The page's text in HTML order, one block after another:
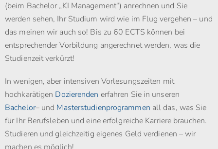
(beim Bachelor „KI Management“) anrechnen und Sie
werden sehen, Ihr Studium wird wie im Flug vergehen – und
das meinen wir auch so! Bis zu 60 ECTS können bei
entsprechender Vorbildung angerechnet werden, was die
Studienzeit verkürzt!
In wenigen, aber intensiven Vorlesungszeiten mit
hochkarätigen Dozierenden erfahren Sie in unseren
Bachelor– und Masterstudienprogrammen all das, was Sie
für Ihr Berufsleben und eine erfolgreiche Karriere brauchen.
Studieren und gleichzeitig eigenes Geld verdienen – wir